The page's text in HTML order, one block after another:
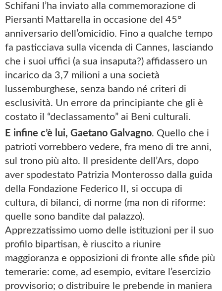
Schifani l’ha inviato alla commemorazione di
Piersanti Mattarella in occasione del 45°
anniversario dell’omicidio. Fino a qualche tempo
fa pasticciava sulla vicenda di Cannes, lasciando
che i suoi uffici (a sua insaputa?) affidassero un
incarico da 3,7 milioni a una società
lussemburghese, senza bando né criteri di
esclusività. Un errore da principiante che gli è
costato il “declassamento” ai Beni culturali.
E infine c’è lui, Gaetano Galvagno. Quello che i
patrioti vorrebbero vedere, fra meno di tre anni,
sul trono più alto. Il presidente dell’Ars, dopo
aver spodestato Patrizia Monterosso dalla guida
della Fondazione Federico II, si occupa di
cultura, di bilanci, di norme (ma non di riforme:
quelle sono bandite dal palazzo).
Apprezzatissimo uomo delle istituzioni per il suo
profilo bipartisan, è riuscito a riunire
maggioranza e opposizioni di fronte alle sfide più
temerarie: come, ad esempio, evitare l’esercizio
provvisorio; o distribuire le prebende in maniera